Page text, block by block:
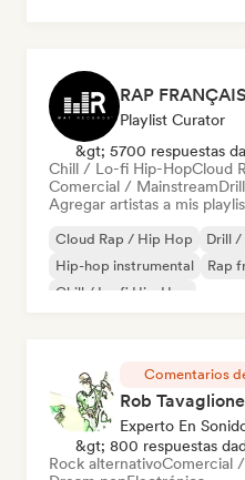
Playlist Curator
&gt; 5700 respuestas
Chill / Lo-fi Hip-HopCloud
Comercial / Mainstream
Agregar artistas a mis
Cloud Rap / Hip Hop Drill /
Hip-hop instrumental
Rap
Chill / Lo-fi Hip-Hop
Comentarios
Rob
Experto En
&gt; 800 respuestas
Rock alternativoComercial